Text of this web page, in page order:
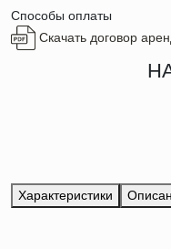
Способы оплаты
Скачать договор
Характеристики